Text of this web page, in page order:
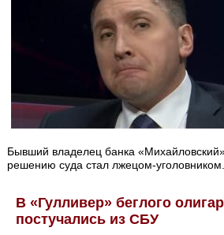
Бывший владелец банка
решению суда стал лжецом-уголовником.
В «Гулливер» беглого
постучались из СБУ